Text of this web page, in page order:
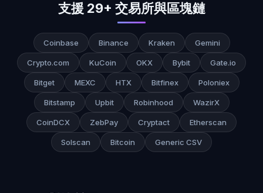
支援 29+ 交易所與區塊鏈
Coinbase Binance Kraken Gemini
Crypto.com KuCoin OKX Bybit Gate.io
Bitget MEXC HTX Bitfinex Poloniex
Bitstamp Upbit Robinhood WazirX
CoinDCX ZebPay Cryptact Etherscan
Solscan Bitcoin Generic CSV